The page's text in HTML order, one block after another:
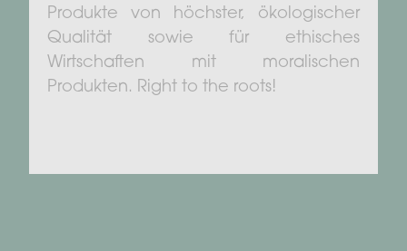
Produkte von höchster, ökologischer
Qualität sowie für ethisches
Wirtschaften mit moralischen
Produkten. Right to the roots!